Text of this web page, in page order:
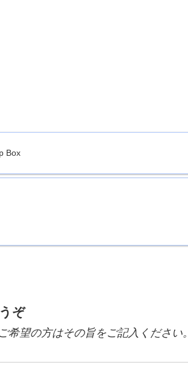
Box
ぞ
の方はその旨をご記入ください。